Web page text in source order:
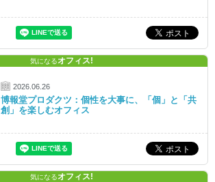
気になるオフィス!
2026.06.26
博報堂プロダクツ：個性を大事に、「個」と「共
創」を楽しむオフィス
気になるオフィス!